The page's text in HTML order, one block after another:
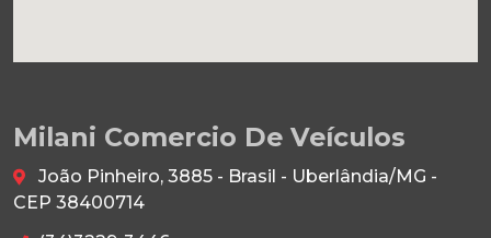
Milani Comercio De Veículos
João Pinheiro, 3885 - Brasil - Uberlândia/MG -
CEP 38400714